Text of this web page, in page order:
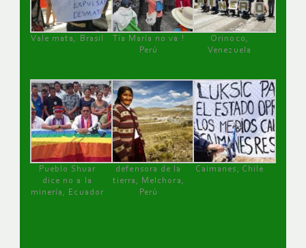
Vale mata, Brasil
Tía María no va !
Perú
Orinoco,
Venezuela
Pueblo Shuar
dice no a la
minería, Ecuador
defensora de la
tierra, Melchora,
Perú
Caimanes, Chile